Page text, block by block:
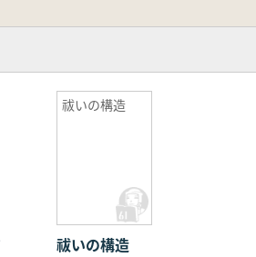
祓いの構造
祓いの構造